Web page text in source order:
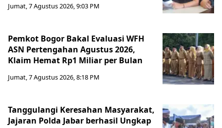
Jumat, 7 Agustus 2026, 9:03 PM
Pemkot Bogor Bakal Evaluasi WFH
ASN Pertengahan Agustus 2026,
Klaim Hemat Rp1 Miliar per Bulan
Jumat, 7 Agustus 2026, 8:18 PM
Tanggulangi Keresahan Masyarakat,
Jajaran Polda Jabar berhasil Ungkap